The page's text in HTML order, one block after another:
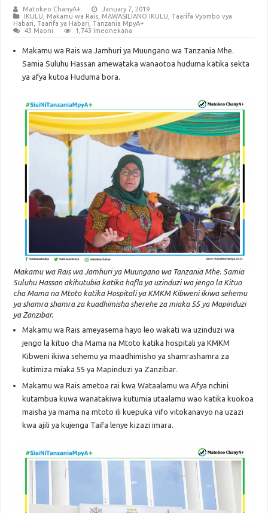
Matokeo ChanyA+
January 7, 2019
IKULU
Makamu wa Rais MAWASILIANO IKULU ,Taarifa Vyombo vya
Habari ,Taarifa ya Habari ,Tanzania MpyA+
43 Maoni
1,743 Imeonekana
Makamu wa Rais wa Jamhuri ya Muungano wa Tanzania Mhe.
Samia Suluhu Hassan amewataka wanaotoa huduma katika sekta
ya afya kutoa Huduma bora.
Makamu wa Rais wa Jamhuri ya Muungano wa Tanzania Mhe. Samia
Suluhu Hassan akihutubia katika hafla ya uzinduzi wa jengo la Kituo
cha Mama na Mtoto katika Hospitali ya KMKM Kibweni ikiwa sehemu
ya shamra shamra za kuadhimisha sherehe za miaka 55 ya Mapinduzi
ya Zanzibar.
Makamu wa Rais ameyasema hayo leo wakati wa uzinduzi wa
jengo la kituo cha Mama na Mtoto katika hospitali ya KMKM
Kibweni ikiwa sehemu ya maadhimisho ya shamrashamra za
kutimiza miaka 55 ya Mapinduzi ya Zanzibar.
Makamu wa Rais ametoa rai kwa Wataalamu wa Afya nchini
kutambua kuwa wanatakiwa kutumia utaalamu wao katika kuokoa
maisha ya mama na mtoto ili kuepuka vifo vitokanavyo na uzazi
kwa ajili ya kujenga Taifa lenye kizazi imara.